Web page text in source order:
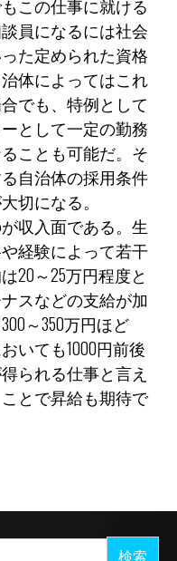
この仕事に就ける
員になるには社会
た定められた資格
体によってはこれ
でも、特例として
として一定の勤務
ことも可能だ。そ
自治体の採用条件
切になる。
収入面である。生
経験によって若干
20～25万円程度と
スなどの支給が加
～350万円ほど
いても1000円前後
られる仕事と言え
とで昇給も期待で